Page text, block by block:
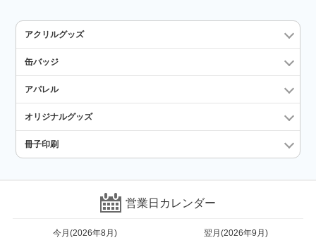
アクリルグッズ
缶バッジ
アパレル
オリジナルグッズ
冊子印刷
営業日カレンダー
今月(2026年8月)
翌月(2026年9月)